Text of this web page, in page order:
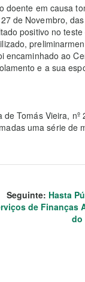
doente em causa
de Novembro,
positivo no
encaminhado ao
e a sua
Tomás Vieira, nº
uma série de
Seguinte: Hasta
de Finanças
do